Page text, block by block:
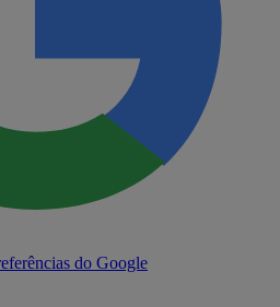
do Google